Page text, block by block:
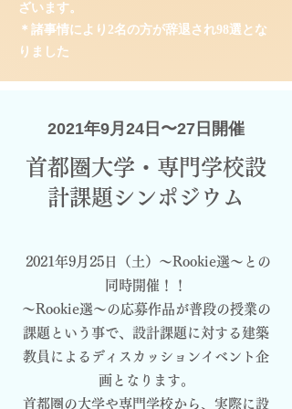
ざいます。
＊諸事情により2名の方が辞退され98選とな
りました
2021年9月24日〜27日開催
首都圏大学・専門学校設
計課題シンポジウム
2021年9月25日（土）～Rookie選～との
同時開催！！
～Rookie選～の応募作品が普段の授業の
課題という事で、設計課題に対する建築
教員によるディスカッションイベント企
画となります。
首都圏の大学や専門学校から、実際に設